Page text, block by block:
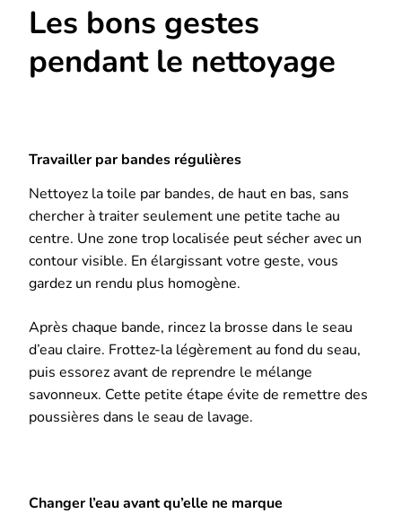
Les bons gestes
pendant le nettoyage
Travailler par bandes régulières
Nettoyez la toile par bandes, de haut en bas, sans
chercher à traiter seulement une petite tache au
centre. Une zone trop localisée peut sécher avec un
contour visible. En élargissant votre geste, vous
gardez un rendu plus homogène.
Après chaque bande, rincez la brosse dans le seau
d’eau claire. Frottez-la légèrement au fond du seau,
puis essorez avant de reprendre le mélange
savonneux. Cette petite étape évite de remettre des
poussières dans le seau de lavage.
Changer l’eau avant qu’elle ne marque